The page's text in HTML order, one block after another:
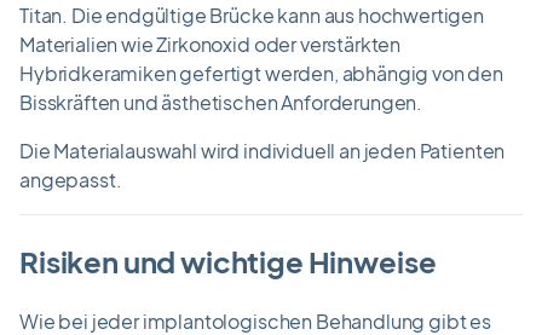
Titan. Die endgültige Brücke kann aus hochwertigen
Materialien wie Zirkonoxid oder verstärkten
Hybridkeramiken gefertigt werden, abhängig von den
Bisskräften und ästhetischen Anforderungen.
Die Materialauswahl wird individuell an jeden Patienten
angepasst.
Risiken und wichtige Hinweise
Wie bei jeder implantologischen Behandlung gibt es